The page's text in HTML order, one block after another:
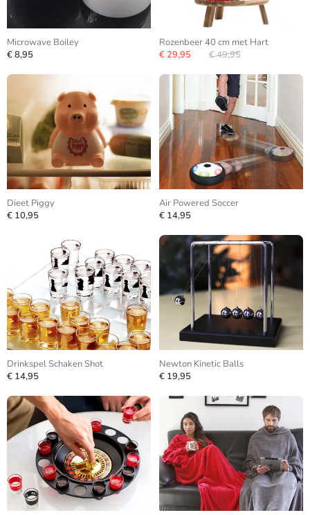
Microwave Boiley
€ 8,95
Rozenbeer 40 cm met Hart
€ 29,95
€ 49,95
Dieet Piggy
€ 10,95
Air Powered Soccer
€ 14,95
Drinkspel Schaken Shot
€ 14,95
Newton Kinetic Balls
€ 19,95